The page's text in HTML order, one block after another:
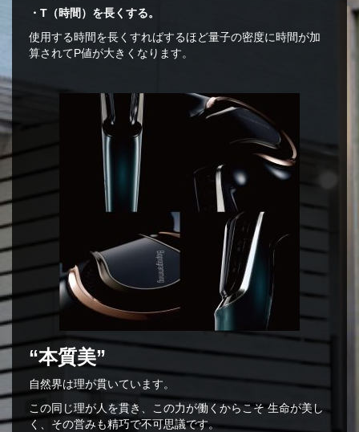
・T（時間）を長くする。
使用する時間を長くすればするほど量子の密度に時間が加
算されてP値が大きくなります。
“本質美”
自然界は理が貫いています。
この同じ理が人を貫き、この力が働くからこそ 生命が美し
く、その営みも精巧で不可思議です。